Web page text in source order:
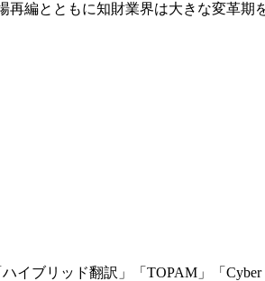
編とともに知財業界は大きな変革期
ブリッド翻訳」「TOPAM」「Cyber